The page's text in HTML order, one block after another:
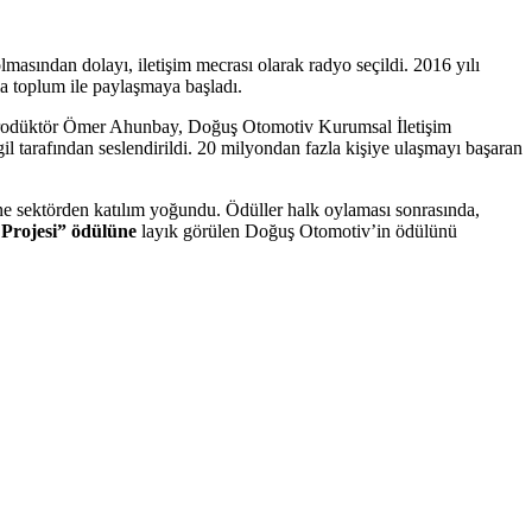
dolayı, iletişim mecrası olarak radyo seçildi. 2016 yılı
toplum ile paylaşmaya başladı.
Ömer Ahunbay, Doğuş Otomotiv Kurumsal İletişim
seslendirildi. 20 milyondan fazla kişiye ulaşmayı başaran
katılım yoğundu. Ödüller halk oylaması sonrasında,
ödülüne layık görülen Doğuş Otomotiv’in ödülünü